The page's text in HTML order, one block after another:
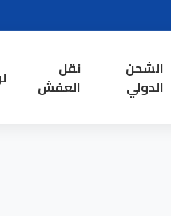
الشحن
الدولي
نقل
العفش